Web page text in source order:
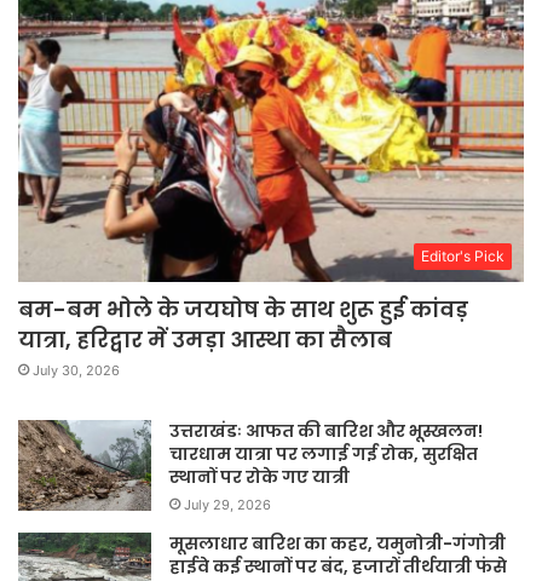
Editor's Pick
बम-बम भोले के जयघोष के साथ शुरू हुई कांवड़
यात्रा, हरिद्वार में उमड़ा आस्था का सैलाब
July 30, 2026
उत्तराखंडः आफत की बारिश और भूस्खलन!
चारधाम यात्रा पर लगाई गई रोक, सुरक्षित
स्थानों पर रोके गए यात्री
July 29, 2026
मूसलाधार बारिश का कहर, यमुनोत्री-गंगोत्री
हाईवे कई स्थानों पर बंद, हजारों तीर्थयात्री फंसे